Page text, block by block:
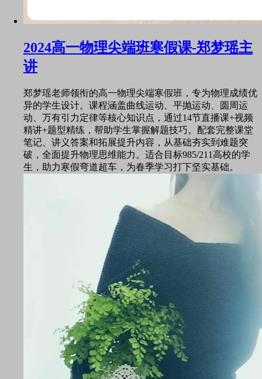
2024高一物理尖端班寒假课-郑梦瑶主
讲
郑梦瑶老师领衔的高一物理尖端寒假班，专为物理成绩优
异的学生设计。课程涵盖曲线运动、平抛运动、圆周运
动、万有引力定律等核心知识点，通过14节直播课+视频
精讲+题型精练，帮助学生掌握解题技巧。配套完整课堂
笔记、讲义答案和拓展提升内容，从基础夯实到难题突
破，全面提升物理思维能力。适合目标985/211高校的学
生，助力寒假弯道超车，为春季学习打下坚实基础。